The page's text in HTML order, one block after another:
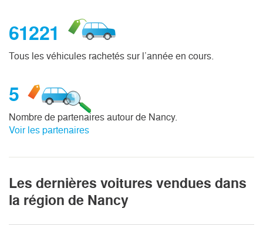
61221
Tous les véhicules rachetés sur l’année en cours.
5
Nombre de partenaires autour de Nancy.
Voir les partenaires
Les dernières voitures vendues dans
la région de Nancy